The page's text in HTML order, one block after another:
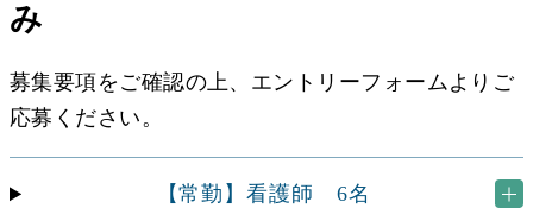
み
募集要項をご確認の上、エントリーフォームよりご
応募ください。
【常勤】看護師 6名